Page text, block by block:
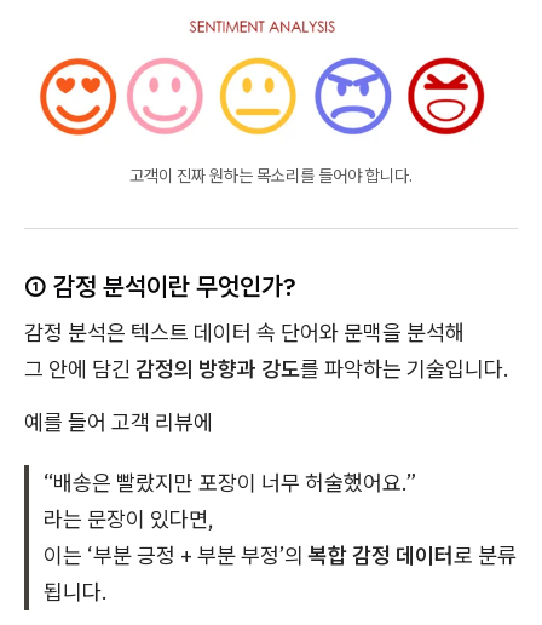
고객이 진짜 원하는 목소리를 들어야 합니다.
① 감정 분석이란 무엇인가?
감정 분석은 텍스트 데이터 속 단어와 문맥을 분석해
그 안에 담긴 감정의 방향과 강도를 파악하는 기술입니다.
예를 들어 고객 리뷰에
“배송은 빨랐지만 포장이 너무 허술했어요.”
라는 문장이 있다면,
이는 ‘부분 긍정 + 부분 부정’의복합 감정 데이터로 분류
됩니다.